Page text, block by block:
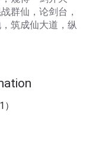
群仙，论剑台，
筑成仙大道，纵